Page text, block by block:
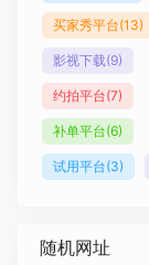
买家秀平台(13)
影视下载(9)
约拍平台(7)
补单平台(6)
试用平台(3)
随机网址